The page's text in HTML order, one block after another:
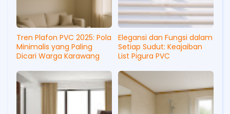
Tren Plafon PVC 2025: Pola
Minimalis yang Paling
Dicari Warga Karawang
Elegansi dan Fungsi dalam
Setiap Sudut: Keajaiban
List Pigura PVC